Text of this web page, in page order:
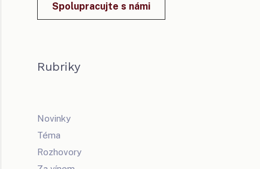
Spolupracujte s námi
Rubriky
Novinky
Téma
Rozhovory